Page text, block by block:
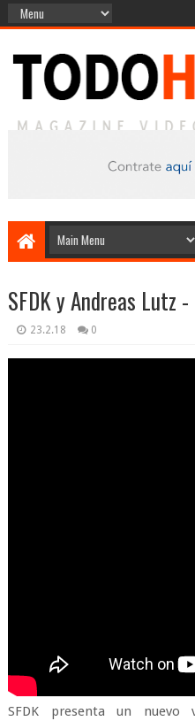
SFDK y Andreas Lutz
23.2.18 0
SFDK presenta un nuevo